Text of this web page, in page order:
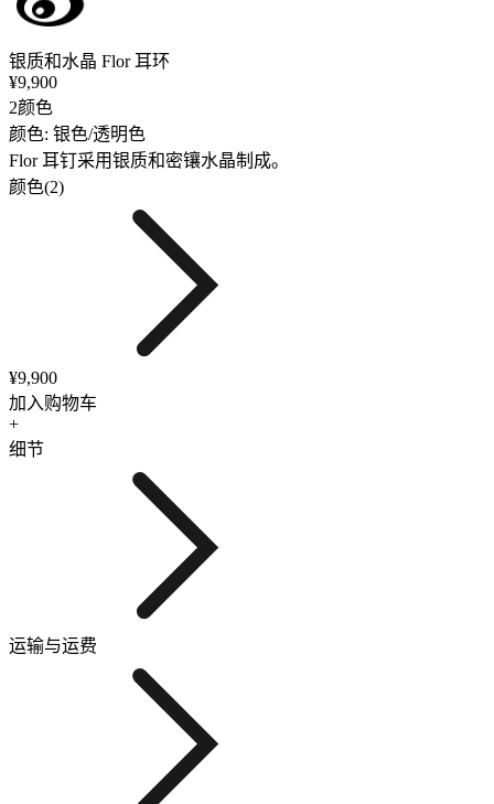
银质和水晶 Flor 耳环
¥9,900
2颜色
颜色: 银色/透明色
Flor 耳钉采用银质和密镶水晶制成。
颜色(2)
¥9,900
加入购物车
+
细节
运输与运费